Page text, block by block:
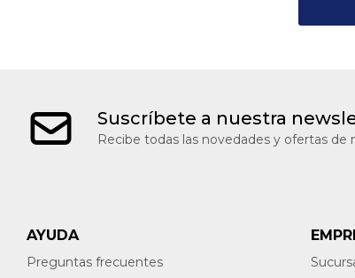
Suscríbete a nuestra
Recibe todas las novedades y ofertas de
AYUDA
Preguntas frecuentes